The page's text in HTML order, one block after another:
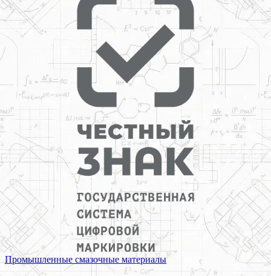
Промышленные смазочные материалы